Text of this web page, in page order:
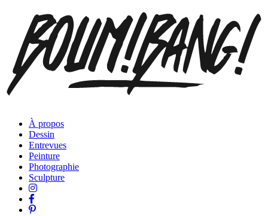
À propos
Dessin
Entrevues
Peinture
Photographie
Sculpture